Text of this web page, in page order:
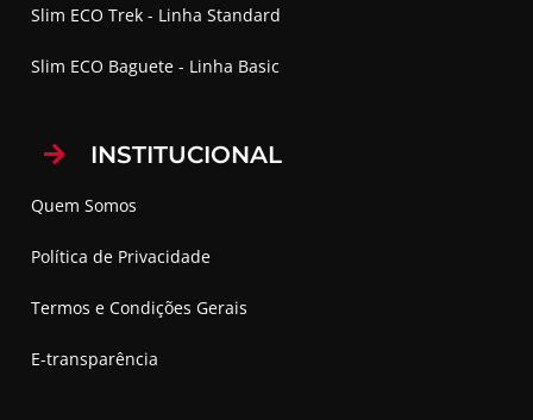
Slim ECO Trek - Linha Standard
Slim ECO Baguete - Linha Basic
INSTITUCIONAL
Quem Somos
Política de Privacidade
Termos e Condições Gerais
E-transparência